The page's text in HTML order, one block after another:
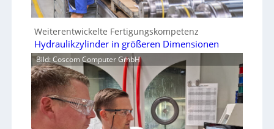
Weiterentwickelte Fertigungskompetenz
Hydraulikzylinder in größeren Dimensionen
Bild: Coscom Computer GmbH